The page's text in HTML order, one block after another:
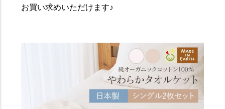
お買い求めいただけます♪